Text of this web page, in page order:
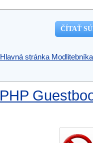
stránka Modlitebníka
PHP